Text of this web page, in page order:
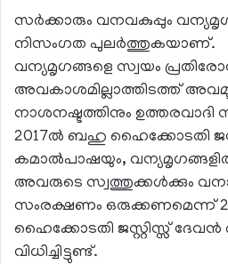
സർക്കാരും വനവകുപ്പും
നിസംഗത പുലർത്തുകയാണ്.
വന്യമൃഗങ്ങളെ സ്വയം
അവകാശമില്ലാത്തിടത്ത്
നാശനഷ്ടത്തിനും
2017ൽ ബഹു ഹൈക്കോടതി
കമാൽപാഷയും,
അവരുടെ സ്വത്തുക്കൾക്കും
സംരക്ഷണം ഒരുക്കണമെന്ന്
ഹൈക്കോടതി ജസ്റ്റിസ്സ് ദേവൻ
വിധിച്ചിട്ടുണ്ട്.